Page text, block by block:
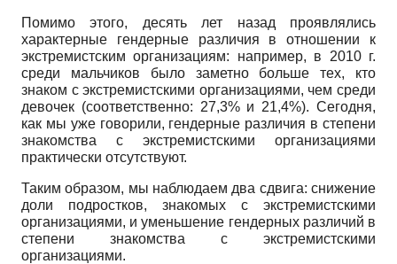
Помимо этого, десять лет назад проявлялись
характерные гендерные различия в отношении к
экстремистским организациям: например, в 2010 г.
среди мальчиков было заметно больше тех, кто
знаком с экстремистскими организациями, чем среди
девочек (соответственно: 27,3% и 21,4%). Сегодня,
как мы уже говорили, гендерные различия в степени
знакомства с экстремистскими организациями
практически отсутствуют.
Таким образом, мы наблюдаем два сдвига: снижение
доли подростков, знакомых с экстремистскими
организациями, и уменьшение гендерных различий в
степени знакомства с экстремистскими
организациями.